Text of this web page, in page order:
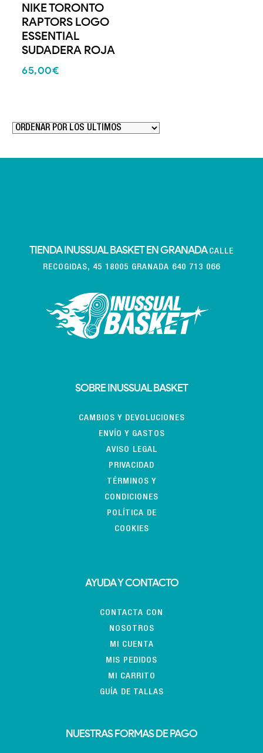
NIKE TORONTO
RAPTORS LOGO
ESSENTIAL
SUDADERA ROJA
65,00€
TIENDA INUSSUAL BASKET EN GRANADA CALLE
RECOGIDAS, 45 18005 GRANADA 640 713 066
SOBRE INUSSUAL BASKET
CAMBIOS Y DEVOLUCIONES
ENVÍO Y GASTOS
AVISO LEGAL
PRIVACIDAD
TÉRMINOS Y
CONDICIONES
POLÍTICA DE
COOKIES
AYUDA Y CONTACTO
CONTACTA CON
NOSOTROS
MI CUENTA
MIS PEDIDOS
MI CARRITO
GUÍA DE TALLAS
NUESTRAS FORMAS DE PAGO